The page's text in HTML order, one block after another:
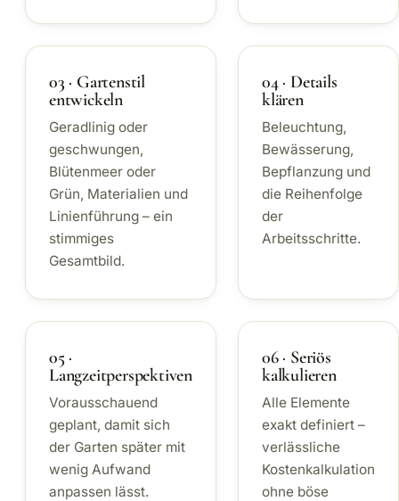
03 · Gartenstil
entwickeln
Geradlinig oder
geschwungen,
Blütenmeer oder
Grün, Materialien und
Linienführung – ein
stimmiges
Gesamtbild.
04 · Details
klären
Beleuchtung,
Bewässerung,
Bepflanzung und
die Reihenfolge
der
Arbeitsschritte.
05 ·
Langzeitperspektiven
Vorausschauend
geplant, damit sich
der Garten später mit
wenig Aufwand
anpassen lässt.
06 · Seriös
kalkulieren
Alle Elemente
exakt definiert –
verlässliche
Kostenkalkulation
ohne böse